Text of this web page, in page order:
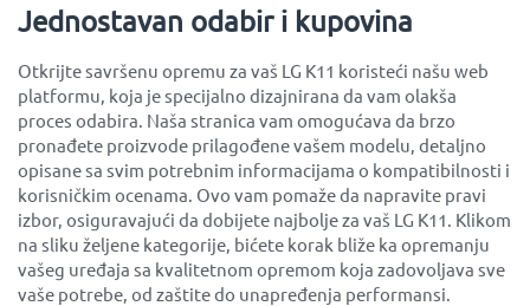
Jednostavan odabir i kupovina
Otkrijte savršenu opremu za vaš LG K11 koristeći našu web
platformu, koja je specijalno dizajnirana da vam olakša
proces odabira. Naša stranica vam omogućava da brzo
pronađete proizvode prilagođene vašem modelu, detaljno
opisane sa svim potrebnim informacijama o kompatibilnosti i
korisničkim ocenama. Ovo vam pomaže da napravite pravi
izbor, osiguravajući da dobijete najbolje za vaš LG K11. Klikom
na sliku željene kategorije, bićete korak bliže ka opremanju
vašeg uređaja sa kvalitetnom opremom koja zadovoljava sve
vaše potrebe, od zaštite do unapređenja performansi.